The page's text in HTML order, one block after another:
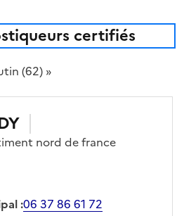
certifiés
(62) »
nord de france
:06 37 86 61 72